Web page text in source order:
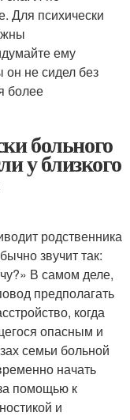
Для психически
ему
не сидел без
более
больного
у близкого
родственника
звучит так:
В самом деле,
предполагать
когда
опасным и
семьи больной
начать
помощью к
и